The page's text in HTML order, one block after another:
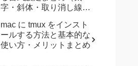
字・斜体・取り消し線・
mac に tmux をインスト
ールする方法と基本的な
使い方・メリットまとめ